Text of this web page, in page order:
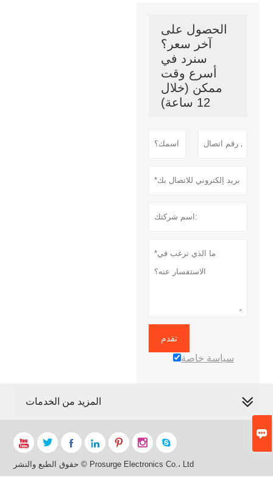

الحصول على
آخر سعر؟
سنرد في
أسرع وقت
ممكن (خلال
12 ساعة)
تقدم
سياسة خاصة
المزيد من الخدمات
      
حقوق الطبع والنشر © Prosurge Electronics Co.، Ltd